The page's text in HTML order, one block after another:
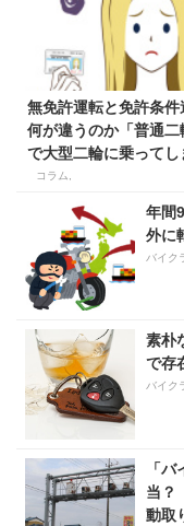
無免許運転と免許条件
何が違うのか「普通二
で大型二輪に乗ってし
場合は？」
コラム,
年間
外に
バイク
素朴
で存
バイク
「
当？
動取